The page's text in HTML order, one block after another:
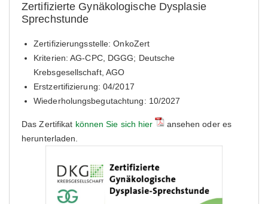
Zertifizierte Gynäkologische Dysplasie
Sprechstunde
Zertifizierungsstelle: OnkoZert
Kriterien: AG-CPC, DGGG; Deutsche
Krebsgesellschaft, AGO
Erstzertifizierung: 04/2017
Wiederholungsbegutachtung: 10/2027
Das Zertifikat können Sie sich hier
ansehen oder es
herunterladen.